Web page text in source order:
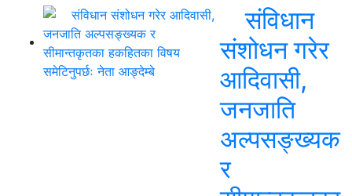
संविधान
संशोधन गरेर
आदिवासी,
जनजाति
अल्पसङ्ख्यक
र